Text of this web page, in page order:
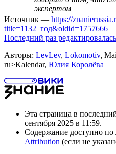
экспертом
Источник — https://
title=1132_год&oldid=1757666
Последний раз
Авторы: LevLev, Lokomotiv,
ru>Kalendar, Юлия Королёва
Эта страница в
сентября 2025 в 11:59.
Содержание доступно по
Attribution (если не